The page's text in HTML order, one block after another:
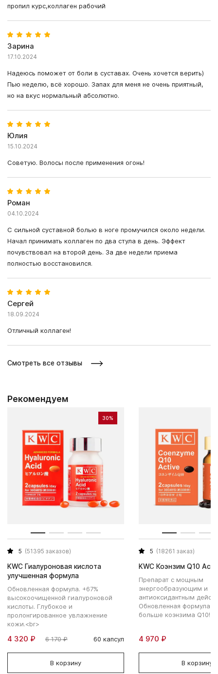
пропил курс,коллаген рабочий
Зарина
17.10.2024
Надеюсь поможет от боли в суставах. Очень хочется верить)
Пью неделю, всё хорошо. Запах для меня не очень приятный,
но на вкус нормальный абсолютно.
Юлия
15.10.2024
Советую. Волосы после применения огонь!
Роман
04.10.2024
С сильной суставной болью в ноге промучился около недели.
Начал принимать коллаген по два стула в день. Эффект
почувствовал на второй день. За две недели приема
полностью восстановился.
Сергей
18.09.2024
Отличный коллаген!
Смотреть все отзывы
Рекомендуем
30%
5 (51395 заказов)
KWC Гиалуроновая кислота
улучшенная формула
Обновленная формула. +67%
высокоочищенной гиалуроновой
кислоты. Глубокое и
пролонгированное увлажнение
кожи.<br>
4 320 ₽ 6 170 ₽ 60 капсул
В корзину
5 (18261 заказ)
KWC Коэнзим Q10
Препарат с мощным
энергообразующим и
антиоксидантным
Обновленная формула -
больше коэнзима Q10!
4 970 ₽
В корзину